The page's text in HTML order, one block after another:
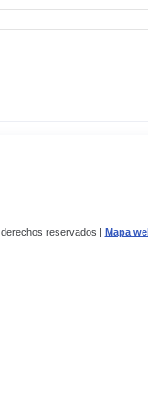
reservados | Mapa